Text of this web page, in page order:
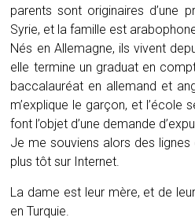
parents sont originaires d’une
Syrie, et la famille est
Nés en Allemagne, ils vivent
elle termine un graduat en
baccalauréat en allemand et
m’explique le garçon, et l’école
font l’objet d’une demande
Je me souviens alors des
plus tôt sur Internet.
La dame est leur mère, et de
en Turquie.